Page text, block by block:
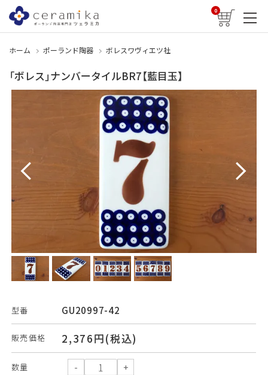
0
ホーム ポーランド陶器 ボレスワヴィエツ社
「ボレス」ナンバータイルBR7【藍目玉】
型番 GU20997-42
販売価格 2,376円(税込)
数量